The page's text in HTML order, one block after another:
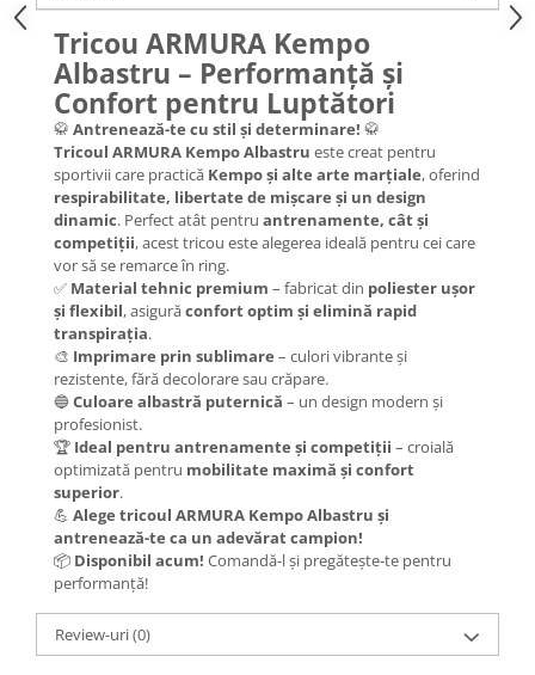
Tricou ARMURA Kempo
Albastru – Performanță și
Confort pentru Luptători
🥋 Antrenează-te cu stil și determinare! 🥋
Tricoul ARMURA Kempo Albastru este creat pentru
sportivii care practică Kempo și alte arte marțiale, oferind
respirabilitate, libertate de mișcare și un design
dinamic. Perfect atât pentru antrenamente, cât și
competiții, acest tricou este alegerea ideală pentru cei care
vor să se remarce în ring.
✅ Material tehnic premium – fabricat din poliester ușor
și flexibil, asigurăconfort optim și elimină rapid
transpirația.
🎨 Imprimare prin sublimare – culori vibrante și
rezistente, fără decolorare sau crăpare.
🔵Culoare albastră puternică – un design modern și
profesionist.
🏆 Ideal pentru antrenamente și competiții – croială
optimizată pentru mobilitate maximă și confort
superior.
💪 Alege tricoul ARMURA Kempo Albastru și
antrenează-te ca un adevărat campion!
📦 Disponibil acum! Comandă-l și pregătește-te pentru
performanță!
Review-uri(0)